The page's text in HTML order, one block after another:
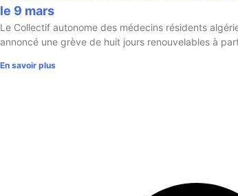
le 9 mars
Le Collectif autonome des médecins résidents
annoncé une grève de huit jours renouvelables à
En savoir plus